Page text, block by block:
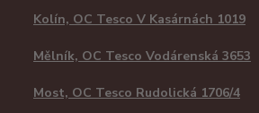
Kolín, OC Tesco V Kasárnách 1019
Mělník, OC Tesco Vodárenská 3653
Most, OC Tesco Rudolická 1706/4